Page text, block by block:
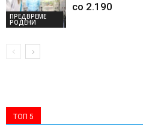
ПРЕДВРЕМЕ
РОДЕНИ
со 2.190
ТОП 5